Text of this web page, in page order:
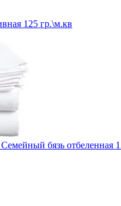
125 гр.\м.кв
бязь отбеленная